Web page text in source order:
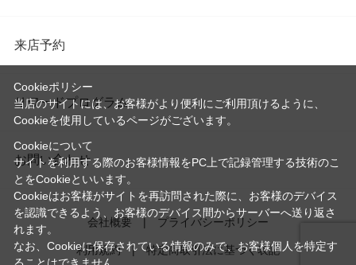
来店予約
リワードプログラム
お問い合わせ
会社概要 プライバシーポリシー
利用規約 特定商取引法に基づく表記
Cookieポリシー
当店のサイトには、お客様がより便利にご利用頂けるように、
Cookieを使用しているページがございます。
Cookieについて
サイトを利用する際のお客様情報をPC上で記録管理する技術のこ
とをCookieといいます。
Cookieはお客様がサイトを再訪問された際に、お客様のデバイス
を認識できるよう、お客様のデバイス間からサーバーへ送り返さ
れます。
なお、Cookieに保存されている情報のみで、お客様個人を特定す